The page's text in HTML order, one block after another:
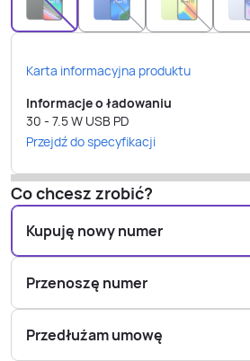
Karta informacyjna produktu
Informacje o ładowaniu
30 - 7.5W USB PD
Przejdź do specyfikacji
Co chcesz zrobić?
Kupuję nowy numer
Przenoszę numer
Przedłużam umowę